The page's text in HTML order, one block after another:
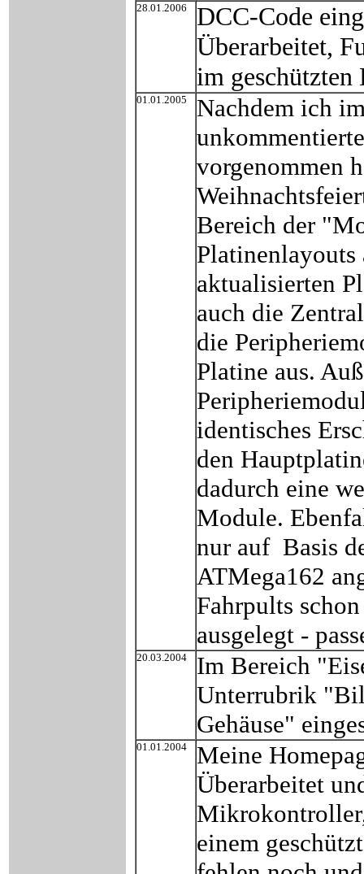
28.01.2006
DCC-Code
Überarbeitet,
im
01.01.2005
Nachdem ich
vorgenommen
Bereich der
aktualisierten
auch die
die
Platine aus.
identisches
den
dadurch eine
Module.
nur auf Basis
ATMega162
Fahrpults
ausgelegt -
20.03.2004
Im Bereich
Unterrubrik
Gehäuse"
01.01.2004
Meine
Überarbeitet
einem